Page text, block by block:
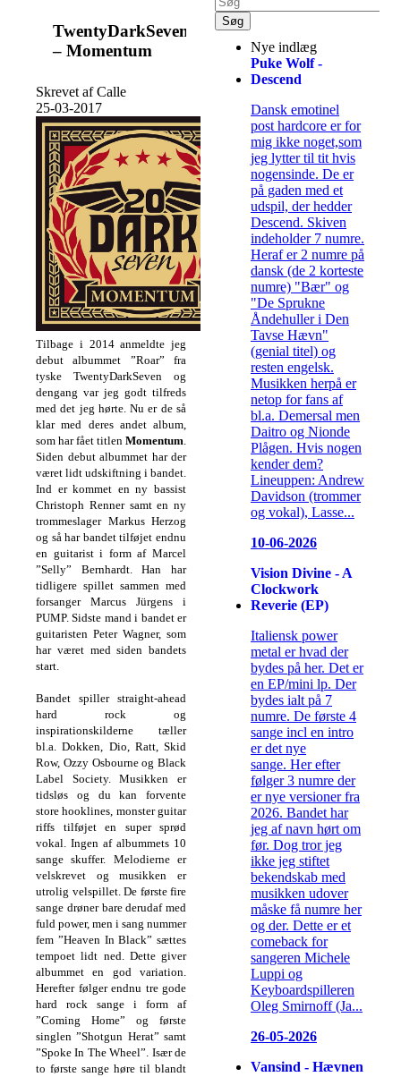
TwentyDarkSeven
– Momentum
Skrevet af Calle
25-03-2017
Tilbage i 2014 anmeldte jeg
debut albummet ”Roar” fra
tyske TwentyDarkSeven og
dengang var jeg godt tilfreds
med det jeg hørte. Nu er de så
klar med deres andet album,
som har fået titlen Momentum.
Siden debut albummet har der
været lidt udskiftning i bandet.
Ind er kommet en ny bassist
Christoph Renner samt en ny
trommeslager Markus Herzog
og så har bandet tilføjet endnu
en guitarist i form af Marcel
”Selly” Bernhardt. Han har
tidligere spillet sammen med
forsanger Marcus Jürgens i
PUMP. Sidste mand i bandet er
guitaristen Peter Wagner, som
har været med siden bandets
start.
Bandet spiller straight-ahead
hard rock og
inspirationskilderne tæller
bl.a. Dokken, Dio, Ratt, Skid
Row, Ozzy Osbourne og Black
Label Society. Musikken er
tidsløs og du kan forvente
store hooklines, monster guitar
riffs tilføjet en super sprød
vokal. Ingen af albummets 10
sange skuffer. Melodierne er
velskrevet og musikken er
utrolig velspillet. De første fire
sange drøner bare derudaf med
fuld power, men i sang nummer
fem ”Heaven In Black” sættes
tempoet lidt ned. Dette giver
albummet en god variation.
Herefter følger endnu tre gode
hard rock sange i form af
”Coming Home” og første
singlen ”Shotgun Herat” samt
”Spoke In The Wheel”. Især de
to første sange høre til blandt
Nye indlæg
Puke Wolf -
Descend
Dansk emotinel
post hardcore er for
mig ikke noget,som
jeg lytter til tit hvis
nogensinde. De er
på gaden med et
udspil, der hedder
Descend. Skiven
indeholder 7 numre.
Heraf er 2 numre på
dansk (de 2 korteste
numre) "Bær" og
"De Sprukne
Åndehuller i Den
Tavse Hævn"
(genial titel) og
resten engelsk.
Musikken herpå er
netop for fans af
bl.a. Demersal men
Daitro og Nionde
Plågen. Hvis nogen
kender dem?
Lineuppen: Andrew
Davidson (trommer
og vokal), Lasse...
10-06-2026
Vision Divine - A
Clockwork
Reverie (EP)
Italiensk power
metal er hvad der
bydes på her. Det er
en EP/mini lp. Der
bydes ialt på 7
numre. De første 4
sange incl en intro
er det nye
sange. Her efter
følger 3 numre der
er nye versioner fra
2026. Bandet har
jeg af navn hørt om
før. Dog tror jeg
ikke jeg stiftet
bekendskab med
musikken udover
måske få numre her
og der. Dette er et
comeback for
sangeren Michele
Luppi og
Keyboardspilleren
Oleg Smirnoff (Ja...
26-05-2026
Vansind - Hævnen